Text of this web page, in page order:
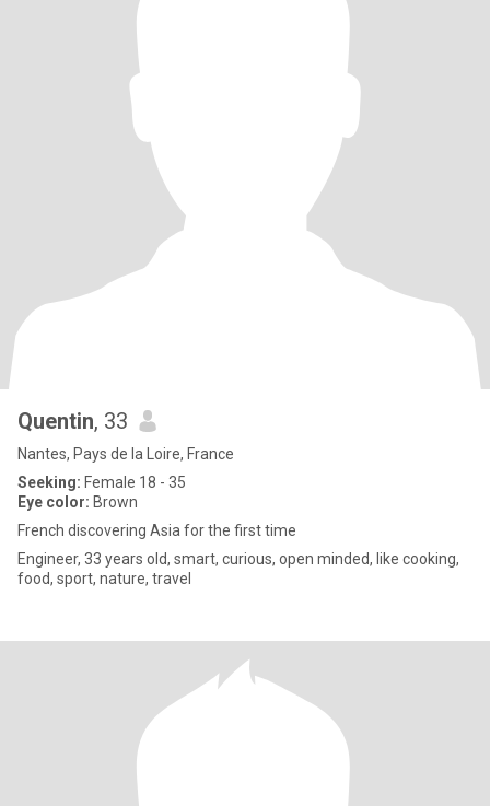
Quentin, 33
Nantes, Pays de la Loire, France
Seeking: Female 18 - 35
Eye color: Brown
French discovering Asia for the first time
Engineer, 33 years old, smart, curious, open minded, like cooking,
food, sport, nature, travel